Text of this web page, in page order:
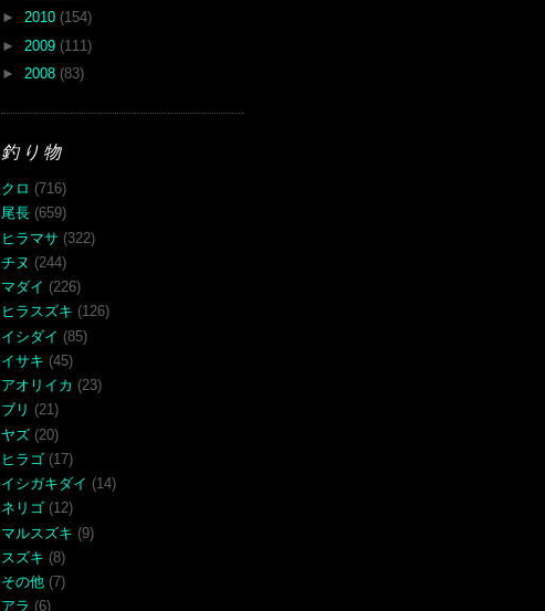
► 2010 (154)
► 2009 (111)
► 2008 (83)
釣り物
クロ (716)
尾長 (659)
ヒラマサ (322)
チヌ (244)
マダイ (226)
ヒラスズキ (126)
イシダイ (85)
イサキ (45)
アオリイカ (23)
ブリ (21)
ヤズ (20)
ヒラゴ (17)
イシガキダイ (14)
ネリゴ (12)
マルスズキ (9)
スズキ (8)
その他 (7)
アラ (6)